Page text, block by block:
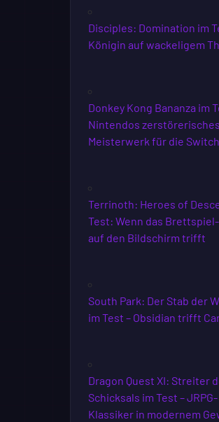
Disciples: Domination im
Königin auf wackeligem
Donkey Kong Bananza im
Nintendos zerstörerisches
Meisterwerk für die
Terrinoth: Heroes of
Test: Wenn das
auf den Bildschirm trifft
South Park: Der Stab der
im Test – Obsidian trifft
Dragon Quest XI: Streiter
Schicksals im Test – JRPG-
Klassiker in modernem